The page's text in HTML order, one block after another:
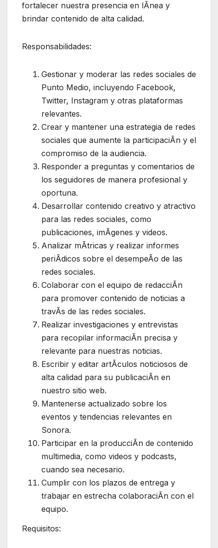
fortalecer nuestra presencia en lÃnea y
brindar contenido de alta calidad.
Responsabilidades:
Gestionar y moderar las redes sociales de
Punto Medio, incluyendo Facebook,
Twitter, Instagram y otras plataformas
relevantes.
Crear y mantener una estrategia de redes
sociales que aumente la participaciÃn y el
compromiso de la audiencia.
Responder a preguntas y comentarios de
los seguidores de manera profesional y
oportuna.
Desarrollar contenido creativo y atractivo
para las redes sociales, como
publicaciones, imÃgenes y videos.
Analizar mÃtricas y realizar informes
periÃdicos sobre el desempeÃo de las
redes sociales.
Colaborar con el equipo de redacciÃn
para promover contenido de noticias a
travÃs de las redes sociales.
Realizar investigaciones y entrevistas
para recopilar informaciÃn precisa y
relevante para nuestras noticias.
Escribir y editar artÃculos noticiosos de
alta calidad para su publicaciÃn en
nuestro sitio web.
Mantenerse actualizado sobre los
eventos y tendencias relevantes en
Sonora.
Participar en la producciÃn de contenido
multimedia, como videos y podcasts,
cuando sea necesario.
Cumplir con los plazos de entrega y
trabajar en estrecha colaboraciÃn con el
equipo.
Requisitos: